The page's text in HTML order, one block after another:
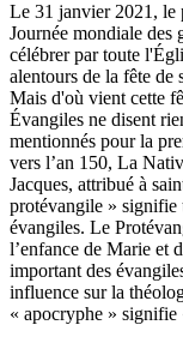
Le 31 janvier 2021, le
Journée mondiale des
célébrer par toute
alentours de la fête de
Mais d'où vient cette
Évangiles ne disent
mentionnés pour la
vers l’an 150, La
Jacques, attribué à
protévangile » signifie
évangiles. Le
l’enfance de Marie et
important des
influence sur la
« apocryphe » signifie